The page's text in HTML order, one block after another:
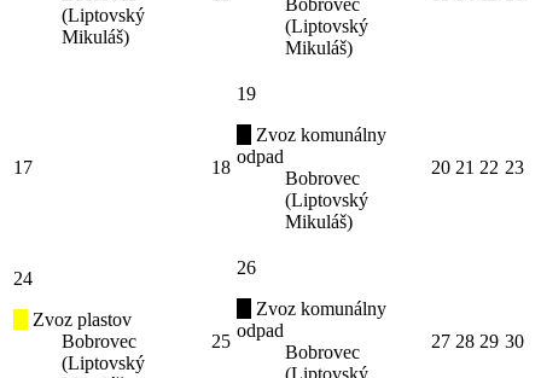
(Liptovský
Mikuláš)
(Liptovský
Mikuláš)
17 18
19
Zvoz komunálny
odpad
Bobrovec
(Liptovský
Mikuláš)
20 21 22 23
24
Zvoz plastov
Bobrovec
(Liptovský
25
26
Zvoz komunálny
odpad
Bobrovec
(Liptovský
27 28 29 30